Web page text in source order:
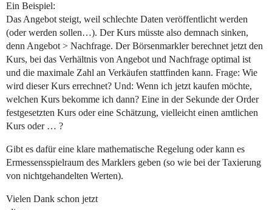
Ein Beispiel:
Das Angebot steigt, weil schlechte Daten veröffentlicht werden
(oder werden sollen…). Der Kurs müsste also demnach sinken,
denn Angebot > Nachfrage. Der Börsenmarkler berechnet jetzt den
Kurs, bei das Verhältnis von Angebot und Nachfrage optimal ist
und die maximale Zahl an Verkäufen stattfinden kann. Frage: Wie
wird dieser Kurs errechnet? Und: Wenn ich jetzt kaufen möchte,
welchen Kurs bekomme ich dann? Eine in der Sekunde der Order
festgesetzten Kurs oder eine Schätzung, vielleicht einen amtlichen
Kurs oder … ?
Gibt es dafür eine klare mathematische Regelung oder kann es
Ermessensspielraum des Marklers geben (so wie bei der Taxierung
von nichtgehandelten Werten).
Vielen Dank schon jetzt